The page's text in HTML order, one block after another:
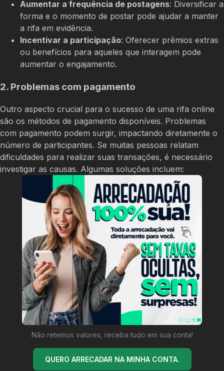
Aumentar a frequência de postagens: Diversificar a
forma e o momento de postar pode ajudar a manter
a rifa em evidência.
Incentivar a participação: Oferecer prêmios extras
ou benefícios para aqueles que interagem pode
aumentar o engajamento.
2. Problemas com pagamento
Outro aspecto crucial para o sucesso de uma rifa online
são os métodos de pagamento disponíveis. Problemas
com pagamento podem surgir, impactando diretamente o
número de participantes. Se muitas pessoas relatam
dificuldades para realizar suas transações, é necessário
investigar as causas. Algumas soluções incluem:
Não retemos valores, receba tudo em sua conta!
QUERO ARRECADAR NA MINHA CONTA.